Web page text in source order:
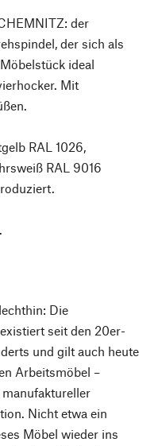
der
der sich als
ideal
Mit
RAL 1026,
RAL 9016
Die
seit den 20er-
und gilt auch heute
Arbeitsmöbel –
Nicht etwa ein
Möbel wieder ins